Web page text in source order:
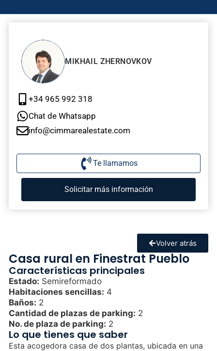
Volver atrás
Casa rural en Finestrat Pueblo
Características principales
Estado: Semireformado
Habitaciones sencillas: 4
Baños: 2
Cantidad de plazas de parking: 2
No. de plaza de parking: 2
Lo que tienes que saber
Esta acogedora casa de dos plantas, ubicada en una
MIKHAIL ZHERNOVKOV
+34 965 992 318
Chat de Whatsapp
info@cimmarealestate.com
Te llamamos
Solicitar más información